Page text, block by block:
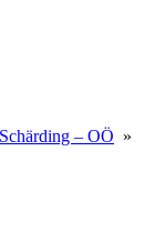
– OÖ »